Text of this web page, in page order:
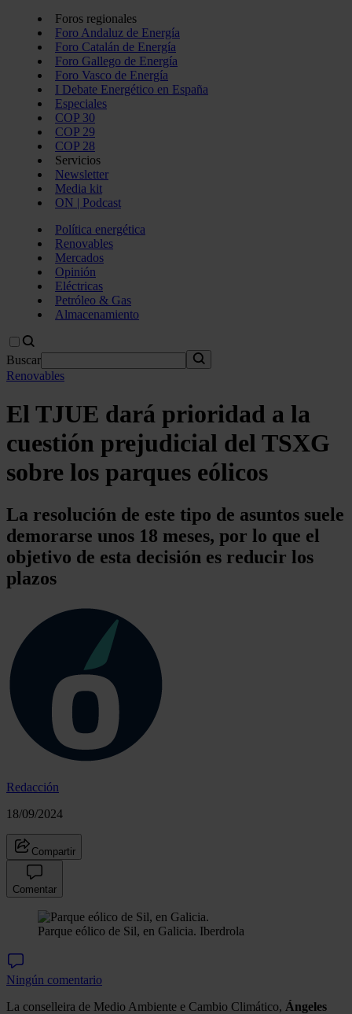
Foros regionales
Foro Andaluz de Energía
Foro Catalán de Energía
Foro Gallego de Energía
Foro Vasco de Energía
I Debate Energético en España
Especiales
COP 30
COP 29
COP 28
Servicios
Newsletter
Media kit
ON | Podcast
Política energética
Renovables
Mercados
Opinión
Eléctricas
Petróleo & Gas
Almacenamiento
Buscar
Renovables
El TJUE dará prioridad a la
cuestión prejudicial del TSXG
sobre los parques eólicos
La resolución de este tipo de asuntos suele
demorarse unos 18 meses, por lo que el
objetivo de esta decisión es reducir los
plazos
Redacción
18/09/2024
Compartir
Comentar
Parque eólico de Sil, en Galicia. Iberdrola
Ningún comentario
La conselleira de Medio Ambiente e Cambio Climático, Ángeles